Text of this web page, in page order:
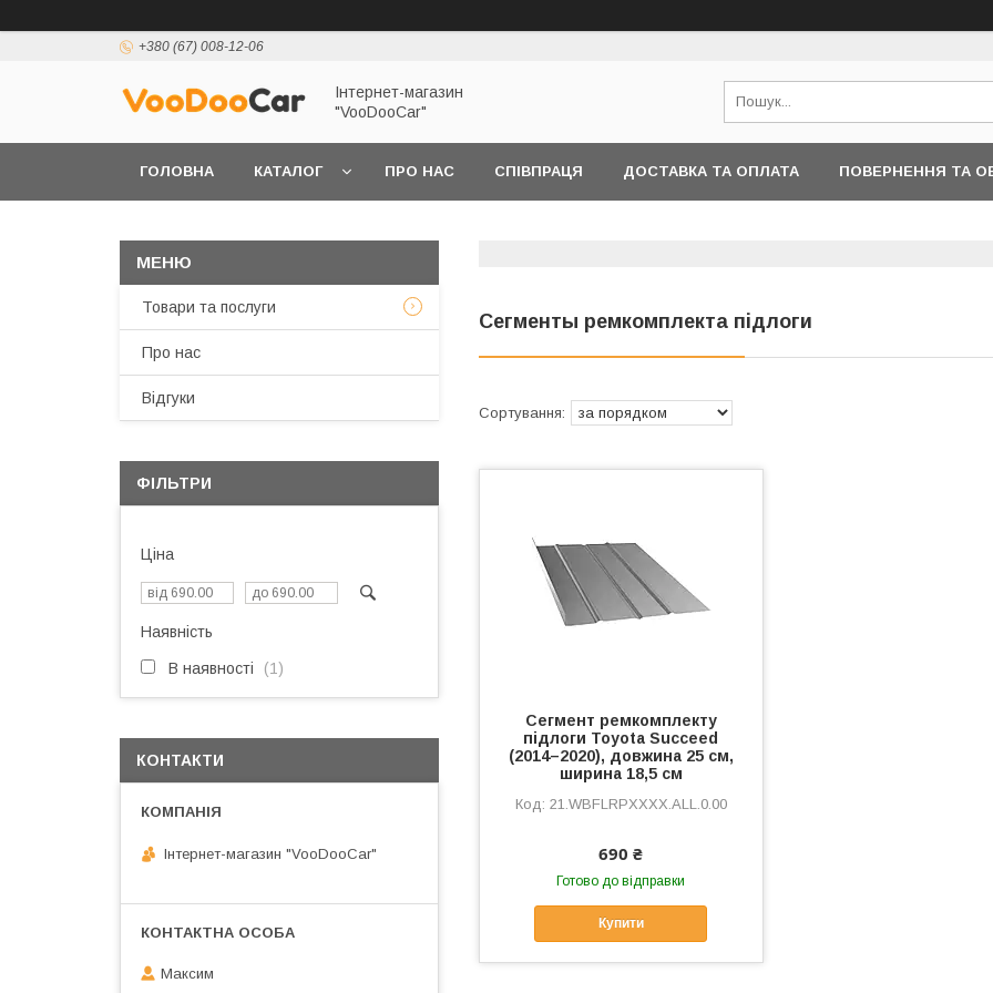
+380 (67) 008-12-06
Інтернет-магазин
"VooDooCar"
ГОЛОВНА КАТАЛОГ ПРО НАС СПІВПРАЦЯ ДОСТАВКА ТА ОПЛАТА ПОВЕРНЕННЯ ТА
Сегменты ремкомплекта підлоги
Сегмент ремкомплекту
підлоги Toyota Succeed
(2014–2020), довжина 25 см,
ширина 18,5 см
21.WBFLRPXXXX.ALL.0.00
690 ₴
Готово до відправки
Купити
Товари та послуги
Про нас
Відгуки
ФІЛЬТРИ
Ціна
Наявність
В наявності 1
КОНТАКТИ
Інтернет-магазин "VooDooCar"
Максим